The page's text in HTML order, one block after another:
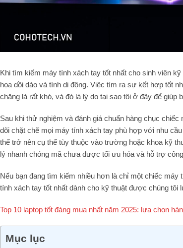
Khi tìm kiếm máy tính xách tay tốt nhất cho sinh viên
họa dồi dào và tính di động. Việc tìm ra sự kết hợp tốt
chăng là rất khó, và đó là lý do tại sao tôi ở đây để
Sau khi thử nghiệm và đánh giá chuẩn hàng chục
dõi chặt chẽ mọi máy tính xách tay phù hợp với nhu
thể trở nên cụ thể tùy thuộc vào trường hoặc khoa kỹ
lý nhanh chóng mã chưa được tối ưu hóa và hỗ trợ
Nếu bạn đang tìm kiếm nhiều hơn là chỉ một chiếc
tính xách tay tốt nhất dành cho kỹ thuật được chúng
Top 10 laptop tốt đáng mua nhất năm 2025: lựa chọn
Mục lục